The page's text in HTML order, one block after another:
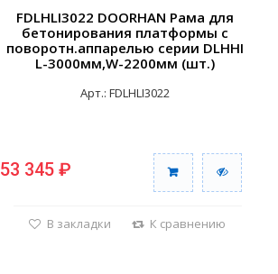
FDLHLI3022 DOORHAN Рама для
бетонирования платформы с
поворотн.аппарелью серии DLHHI
L-3000мм,W-2200мм (шт.)
Арт.: FDLHLI3022
53 345 ₽
В закладки К сравнению